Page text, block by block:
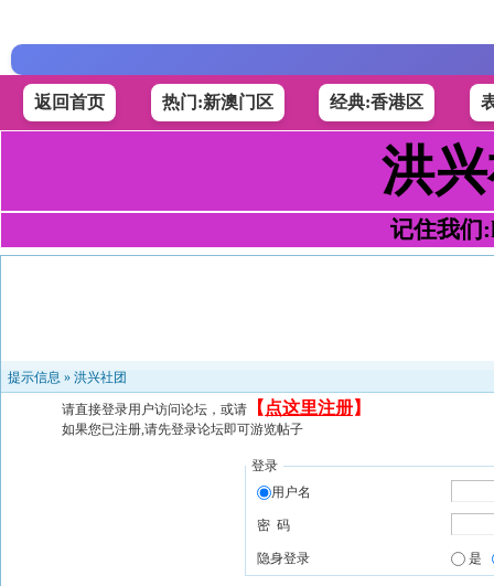
返回首页 热门:新澳门区 经典:香港区
洪
记住我们
提示信息 » 洪兴社团
请直接登录用户访问论坛，或请 【 点这里注册】
如果您已注册,请先登录论坛即可游览帖子
登录
用户名
密 码
隐身登录 是